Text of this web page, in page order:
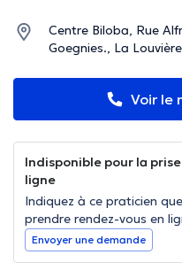
Centre Biloba, Rue
Goegnies., La
Voir le
Indisponible pour la
ligne
Indiquez à ce praticien
prendre rendez-vous en
Envoyer une demande